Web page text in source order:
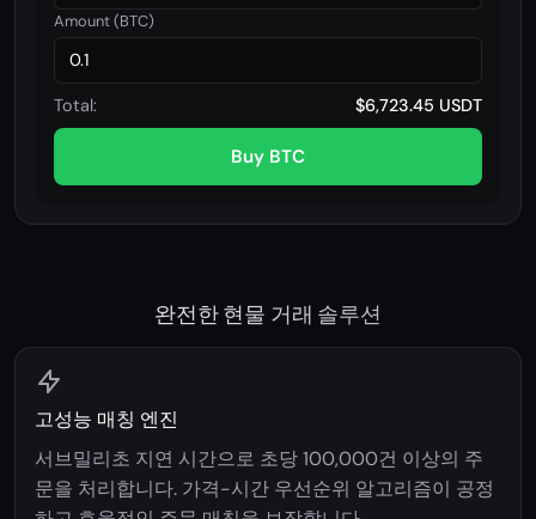
Amount (BTC)
Total: $6,723.45 USDT
Buy BTC
완전한 현물 거래 솔루션
고성능 매칭 엔진
서브밀리초 지연 시간으로 초당 100,000건 이상의 주
문을 처리합니다. 가격-시간 우선순위 알고리즘이 공정